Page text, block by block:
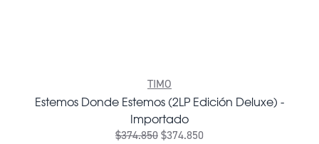
TIMO
Estemos Donde Estemos (2LP Edición Deluxe) -
Importado
$374.850$374.850